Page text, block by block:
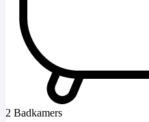
2 Badkamers